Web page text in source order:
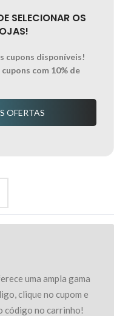
SELECIONAR OS
cupons disponíveis!
com 10% de
OFERTAS
uma ampla gama
clique no cupom e
código no carrinho!